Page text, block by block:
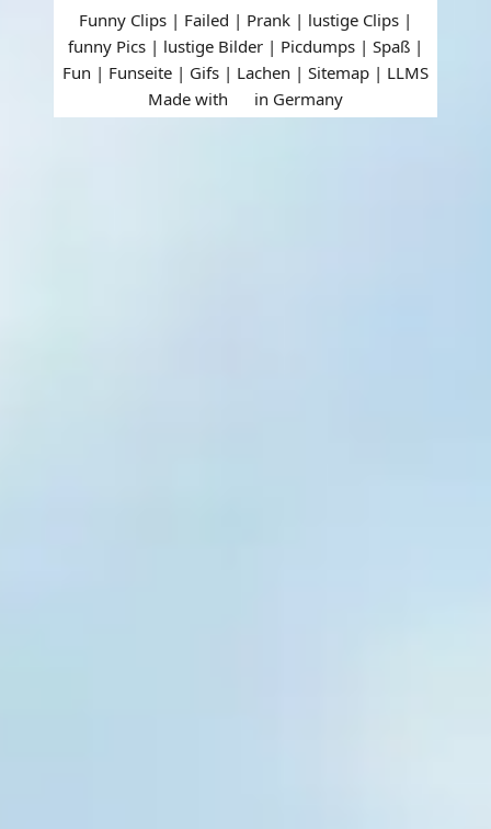
Funny Clips | Failed | Prank | lustige Clips |
funny Pics | lustige Bilder | Picdumps | Spaß |
Fun | Funseite | Gifs | Lachen | Sitemap | LLMS
Made with
in Germany